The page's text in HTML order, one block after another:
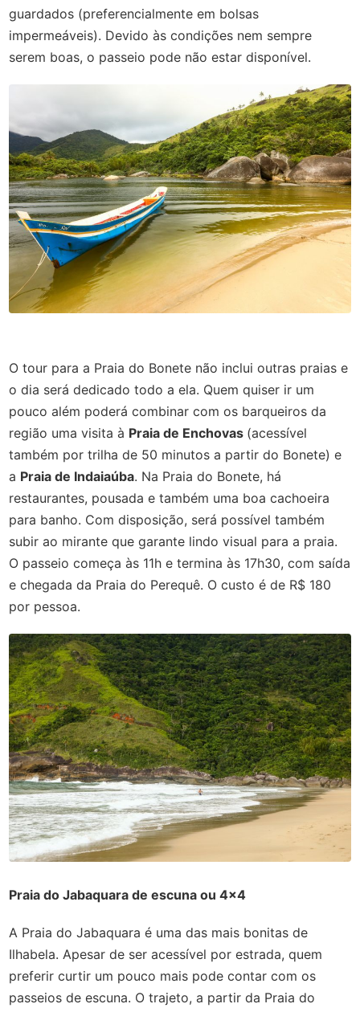
guardados (preferencialmente em bolsas
impermeáveis). Devido às condições nem sempre
serem boas, o passeio pode não estar disponível.
O tour para a Praia do Bonete não inclui outras praias e
o dia será dedicado todo a ela. Quem quiser ir um
pouco além poderá combinar com os barqueiros da
região uma visita à Praia de Enchovas (acessível
também por trilha de 50 minutos a partir do Bonete) e
a Praia de Indaiaúba. Na Praia do Bonete, há
restaurantes, pousada e também uma boa cachoeira
para banho. Com disposição, será possível também
subir ao mirante que garante lindo visual para a praia.
O passeio começa às 11h e termina às 17h30, com saída
e chegada da Praia do Perequê. O custo é de R$ 180
por pessoa.
Praia do Jabaquara de escuna ou 4x4
A Praia do Jabaquara é uma das mais bonitas de
Ilhabela. Apesar de ser acessível por estrada, quem
preferir curtir um pouco mais pode contar com os
passeios de escuna. O trajeto, a partir da Praia do